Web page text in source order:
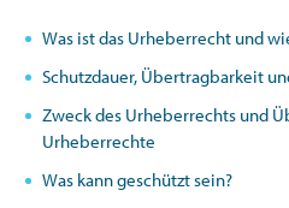
Was ist das Urheberrecht und
Schutzdauer, Übertragbarkeit
Zweck des Urheberrechts und
Urheberrechte
Was kann geschützt sein?